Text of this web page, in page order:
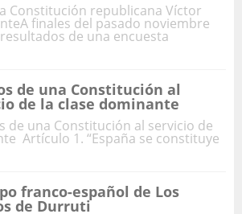
Constitución republicana Víctor
finales del pasado noviembre
de una encuesta
de una Constitución al
de la clase dominante
de una Constitución al servicio de
Artículo 1. “España se constituye
franco-español de Los
de Durruti